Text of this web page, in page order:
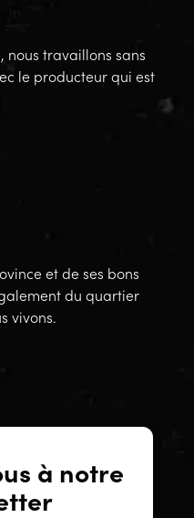
nous travaillons sans
le producteur qui est
et de ses bons
du quartier
vivons.
à notre